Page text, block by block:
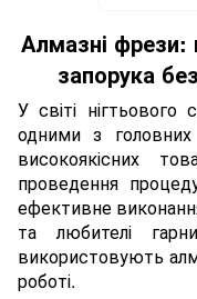
Алмазні фрези:
запорука
У світі нігтьового
одними з головних
високоякісних
проведення
ефективне
та любителі
використовують
роботі.